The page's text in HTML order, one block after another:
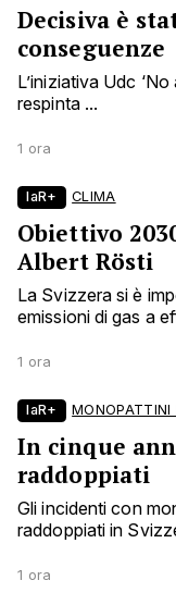
Decisiva è
conseguenze
L’iniziativa Udc
respinta ...
1 ora
laR+ CLIMA
Obiettivo
Albert Rösti
La Svizzera si è
emissioni di gas a
1 ora
laR+ MONOPATTINI
In cinque
raddoppiati
Gli incidenti con
raddoppiati in
1 ora